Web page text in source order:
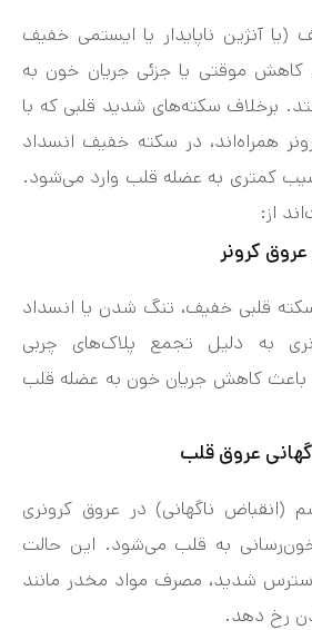
آنژین ناپایدار یا ایستمی خفیف
کاهش موقتی یا جزئی جریان خون به
برخلاف سکته‌های شدید قلبی که با
همراه‌اند، در سکته خفیف انسداد
کمتری به عضله قلب وارد می‌شود.
از:
کرونر
قلبی خفیف، تنگ شدن یا انسداد
به دلیل تجمع پلاک‌های چربی
باعث کاهش جریان خون به عضله قلب
عروق قلب
(انقباض ناگهانی) در عروق کرونری
به قلب می‌شود. این حالت
شدید، مصرف مواد مخدر مانند
رخ دهد.